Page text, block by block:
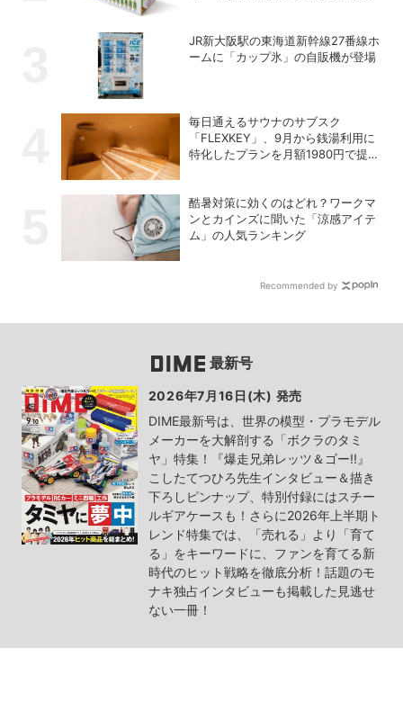
JR新大阪駅の東海道新幹線27番線ホ
ームに「カップ氷」の自販機が登場
毎日通えるサウナのサブスク
「FLEXKEY」、9月から銭湯利用に
特化したプランを月額1980円で提供
酷暑対策に効くのはどれ？ワークマ
ンとカインズに聞いた「涼感アイテ
ム」の人気ランキング
Recommended by
最新号
2026年7月16日(木) 発売
DIME最新号は、世界の模型・プラモデル
メーカーを大解剖する「ボクラのタミ
ヤ」特集！『爆走兄弟レッツ＆ゴー!!』
こしたてつひろ先生インタビュー＆描き
下ろしピンナップ、特別付録にはスチー
ルギアケースも！さらに2026年上半期ト
レンド特集では、「売れる」より「育て
る」をキーワードに、ファンを育てる新
時代のヒット戦略を徹底分析！話題のモ
ナキ独占インタビューも掲載した見逃せ
ない一冊！